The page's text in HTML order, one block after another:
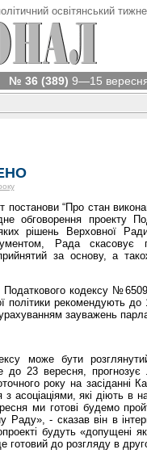
освітянський
№ 36 (389) 9—15
постанови “Про стан
обговорення проекту
рішень Верховної
Рада скасовує
за основу, а
кодексу
політики рекомендують
зауважень
може бути
до 23 вересня,
року на засіданні
з асоціаціями, які діють в
ми готові будемо
Раду», - сказав він в
будуть «допущені
готовий до розгляду в